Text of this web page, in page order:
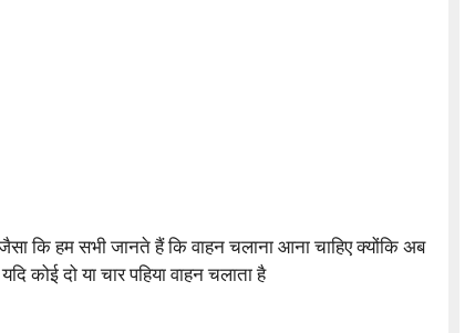
जैसा कि हम सभी जानते हैं कि वाहन चलाना आना चाहिए क्योंकि अब
कोई दो या चार पहिया वाहन चलाता है